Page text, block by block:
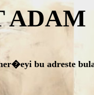
ADAM
bu adreste